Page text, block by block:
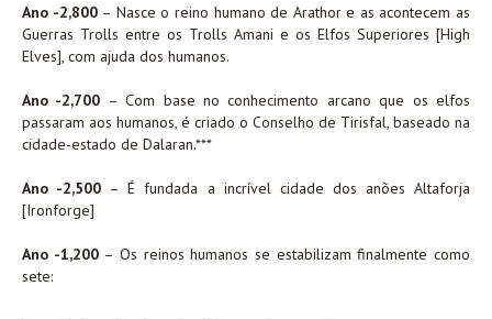
Ano -2,800– Nasce o reino humano de Arathor e as acontecem as
Guerras Trolls entre os Trolls Amani e os Elfos Superiores [High
Elves], com ajuda dos humanos.
Ano -2,700 – Com base no conhecimento arcano que os elfos
passaram aos humanos, é criado o Conselho de Tirisfal, baseado na
cidade-estado de Dalaran.***
Ano -2,500 – É fundada a incrível cidade dos anões Altaforja
[Ironforge]
Ano -1,200– Os reinos humanos se estabilizam finalmente como
sete: